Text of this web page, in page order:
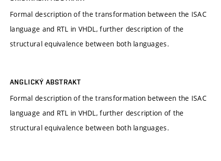
Formal description of the transformation between the ISAC
language and RTL in VHDL, further description of the
structural equivalence between both languages.
ANGLICKÝ ABSTRAKT
Formal description of the transformation between the ISAC
language and RTL in VHDL, further description of the
structural equivalence between both languages.